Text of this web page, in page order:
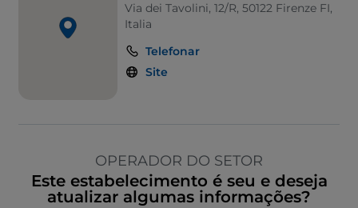
Via dei Tavolini, 12/R, 50122 Firenze FI,
Italia
Telefonar
Site
OPERADOR DO SETOR
Este estabelecimento é seu e deseja
atualizar algumas informações?